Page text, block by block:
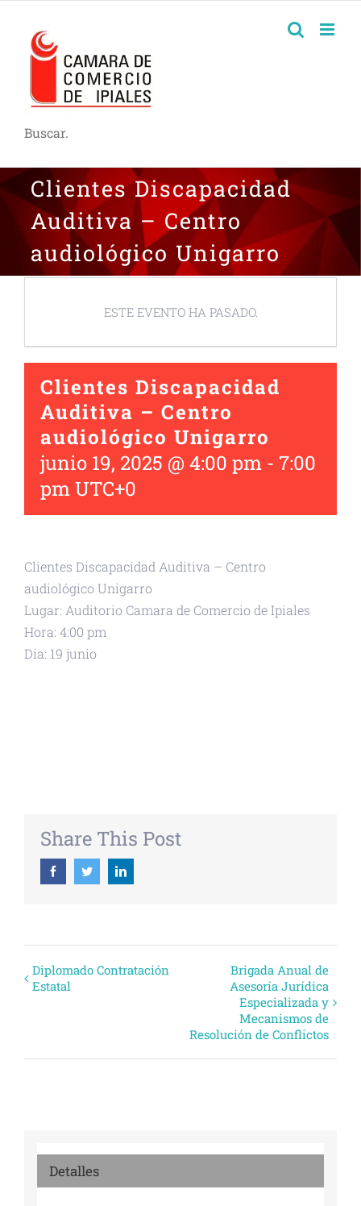
Buscar.
Clientes Discapacidad
Auditiva – Centro
audiológico Unigarro
ESTE EVENTO HA PASADO.
Clientes Discapacidad
Auditiva – Centro
audiológico Unigarro
junio 19, 2025 @ 4:00 pm - 7:00
pmUTC+0
Clientes Discapacidad Auditiva – Centro
audiológico Unigarro
Lugar: Auditorio Camara de Comercio de Ipiales
Hora: 4:00 pm
Dia: 19 junio
Share This Post
FacebookTwitterLinkedin
Evento
Navegación
Diplomado Contratación
Estatal
Brigada Anual de
Asesoría Jurídica
Especializada y
Mecanismos de
Resolución de Conflictos
Detalles